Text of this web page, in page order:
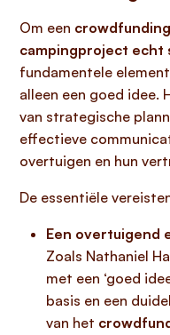
Om een
campingproject echt
fundamentele
alleen een goed idee.
van strategische
effectieve
overtuigen en hun
De essentiële
Een overtuigend
Zoals Nathaniel
met een ‘goed
basis en een
van het